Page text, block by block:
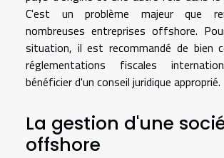
C'est un problème majeur que
nombreuses entreprises offshore.
situation, il est recommandé de bien
réglementations fiscales
bénéficier d'un conseil juridique approprié.
La gestion d'une
offshore